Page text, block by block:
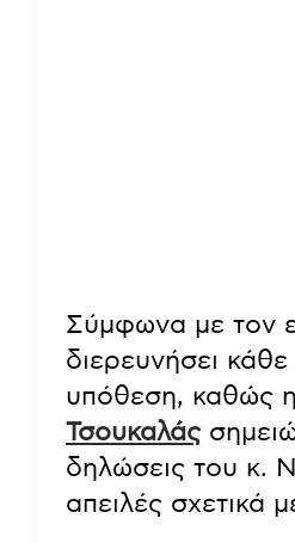
Σύμφωνα με τον
διερευνήσει
υπόθεση, καθώς η
Τσουκαλάς
δηλώσεις του κ.
απειλές σχετικά